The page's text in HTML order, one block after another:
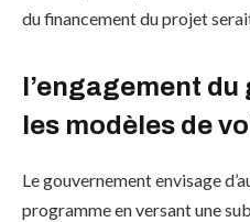
du financement du projet
l’engagement
les modèles de
Le gouvernement envisage
programme en versant une